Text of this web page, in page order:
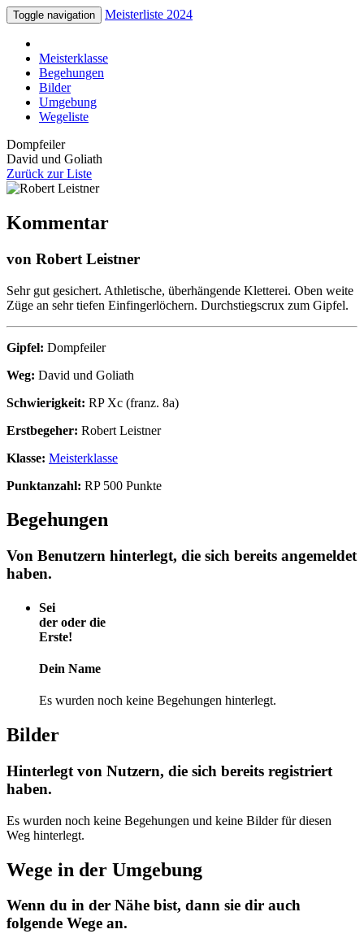
Toggle navigation Meisterliste 2024
Meisterklasse
Begehungen
Bilder
Umgebung
Wegeliste
Dompfeiler
David und Goliath
Zurück zur Liste
Kommentar
von Robert Leistner
Sehr gut gesichert. Athletische, überhängende Kletterei. Oben weite
Züge an sehr tiefen Einfingerlöchern. Durchstiegscrux zum Gipfel.
Gipfel: Dompfeiler
Weg: David und Goliath
Schwierigkeit: RP Xc (franz. 8a)
Erstbegeher: Robert Leistner
Klasse: Meisterklasse
Punktanzahl: RP 500 Punkte
Begehungen
Von Benutzern hinterlegt, die sich bereits angemeldet
haben.
Sei
der oder die
Erste!
Dein Name
Es wurden noch keine Begehungen hinterlegt.
Bilder
Hinterlegt von Nutzern, die sich bereits registriert
haben.
Es wurden noch keine Begehungen und keine Bilder für diesen
Weg hinterlegt.
Wege in der Umgebung
Wenn du in der Nähe bist, dann sie dir auch
folgende Wege an.